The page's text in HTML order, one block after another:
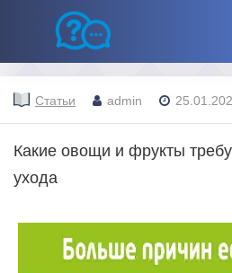
Статьи admin
Какие овощи и фрукты
ухода